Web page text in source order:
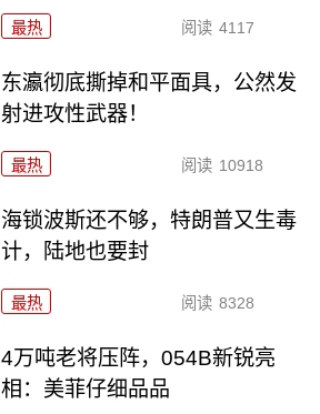
最热 阅读 4117
东瀛彻底撕掉和平面具，公然发
射进攻性武器！
最热 阅读 10918
海锁波斯还不够，特朗普又生毒
计，陆地也要封
最热 阅读 8328
4万吨老将压阵，054B新锐亮
相：美菲仔细品品